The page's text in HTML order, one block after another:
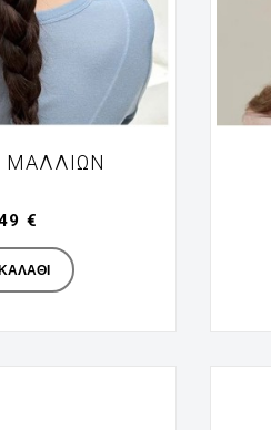
ΜΑΛΛΙΩΝ
Manufacturer
€